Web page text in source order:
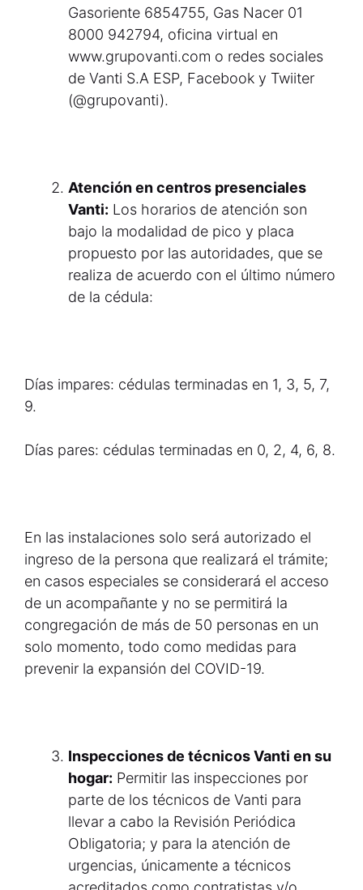
Gasoriente 6854755, Gas Nacer 01
8000 942794, oficina virtual en
www.grupovanti.com o redes sociales
de Vanti S.A ESP, Facebook y Twiiter
(@grupovanti).
Atención en centros presenciales
Vanti: Los horarios de atención son
bajo la modalidad de pico y placa
propuesto por las autoridades, que se
realiza de acuerdo con el último número
de la cédula:
Días impares: cédulas terminadas en 1, 3, 5, 7,
9.
Días pares: cédulas terminadas en 0, 2, 4, 6, 8.
En las instalaciones solo será autorizado el
ingreso de la persona que realizará el trámite;
en casos especiales se considerará el acceso
de un acompañante y no se permitirá la
congregación de más de 50 personas en un
solo momento, todo como medidas para
prevenir la expansión del COVID-19.
Inspecciones de técnicos Vanti en su
hogar: Permitir las inspecciones por
parte de los técnicos de Vanti para
llevar a cabo la Revisión Periódica
Obligatoria; y para la atención de
urgencias, únicamente a técnicos